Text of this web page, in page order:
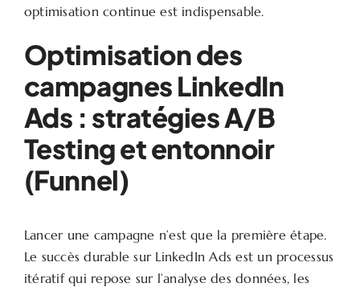
optimisation continue est indispensable.
Optimisation des
campagnes LinkedIn
Ads : stratégies A/B
Testing et entonnoir
(Funnel)
Lancer une campagne n’est que la première étape.
Le succès durable sur LinkedIn Ads est un processus
itératif qui repose sur l’analyse des données, les